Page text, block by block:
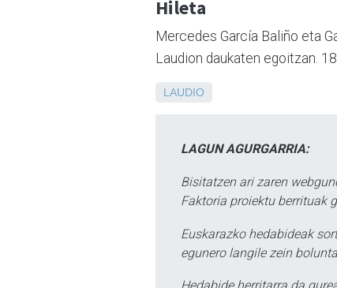
Hileta
Mercedes García Baliño eta
Laudion daukaten egoitzan.
LAUDIO
LAGUN AGURGARRIA:
Bisitatzen ari zaren
Faktoria proiektu berrituak
Euskarazko hedabideak
egunero langile zein